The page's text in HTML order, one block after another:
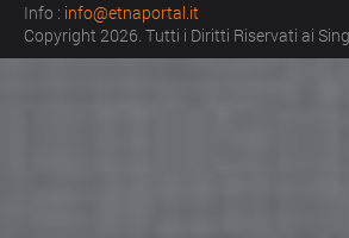
Info : info@etnaportal.it
Copyright 2026. Tutti i Diritti Riservati ai